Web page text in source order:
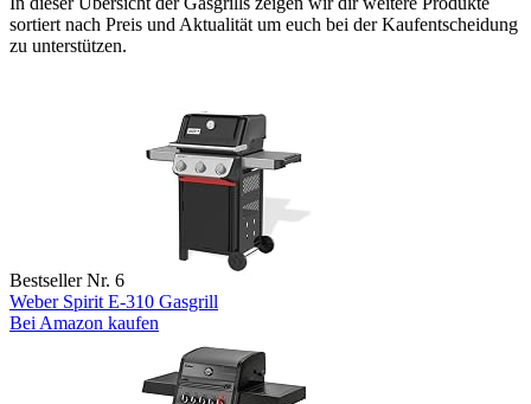
sortiert nach Preis und Aktualität um euch bei der Kaufentscheidung
zu unterstützen.
Bestseller Nr. 6
Weber Spirit E-310 Gasgrill
Bei Amazon kaufen